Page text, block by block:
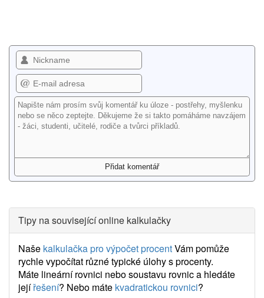
Tipy na související online kalkulačky
Naše kalkulačka pro výpočet procentVám pomůže
rychle vypočítat různé typické úlohy s procenty.
Máte lineární rovnici nebo soustavu rovnic a hledáte
jejířešení? Nebo máte kvadratickou rovnici?